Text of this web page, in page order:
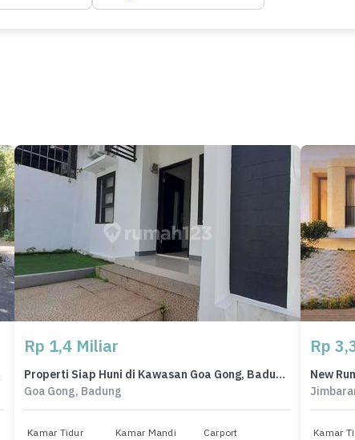
Rp 1,4 Miliar
Properti Siap Huni di Kawasan Goa Gong, Badung, LT 106m²
Goa Gong, Badung
Kamar Tidur Kamar Mandi Carport
Rp
Kamar